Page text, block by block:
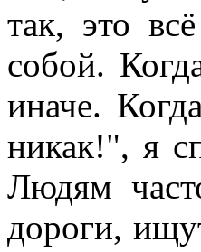
так, это
собой.
иначе.
никак!", я
Людям
дороги,